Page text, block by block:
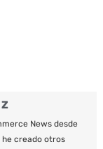
News desde
he creado otros